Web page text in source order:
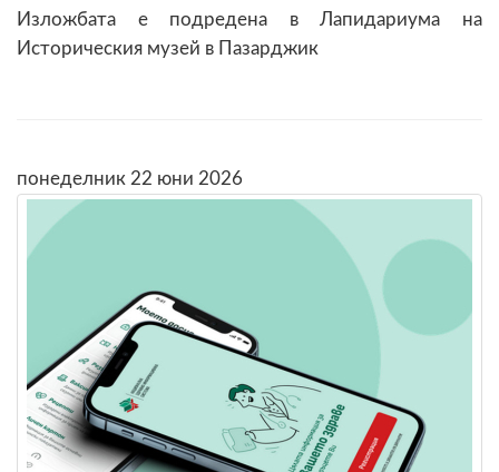
Изложбата е подредена в Лапидариума на
Историческия музей в Пазарджик
понеделник 22 юни 2026